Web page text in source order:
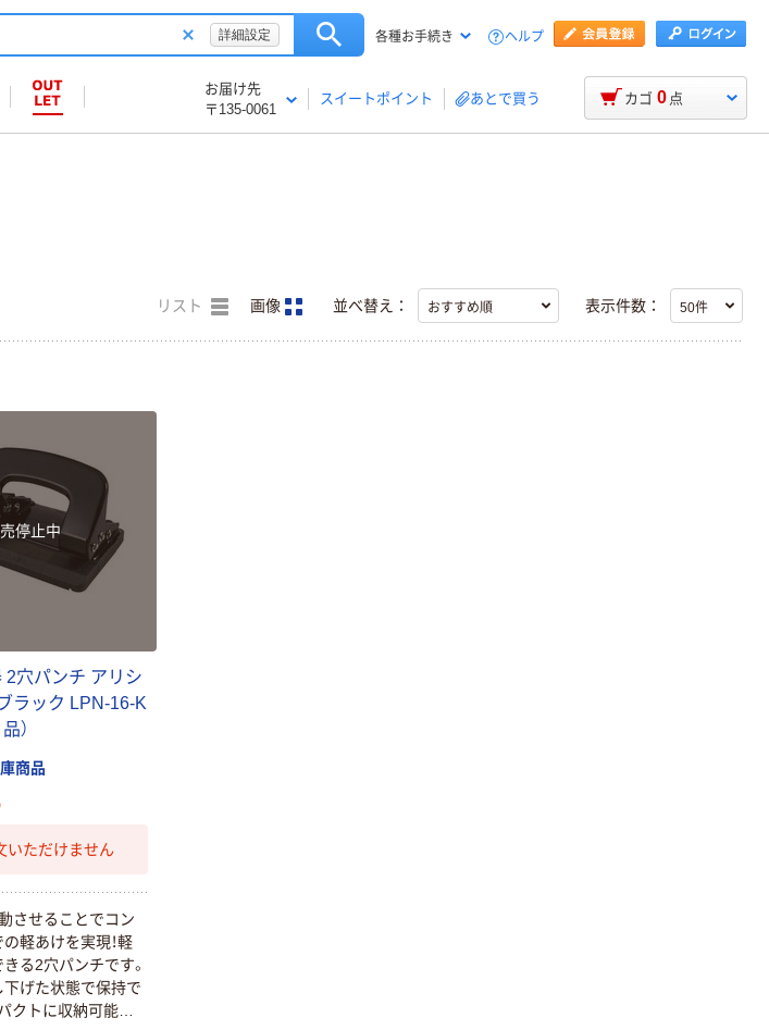
詳細設定 各種お手続き ヘルプ
お届け先
〒135-0061
スイートポイント あとで買う カゴ 0 点
リスト 画像 並べ替え： 表示件数：
停止中
2穴パンチ アリシ
ラック LPN-16-K
）
商品
いただけません
させることでコン
軽あけを実現！軽
る2穴パンチです。
下げた状態で保持で
クトに収納可能で